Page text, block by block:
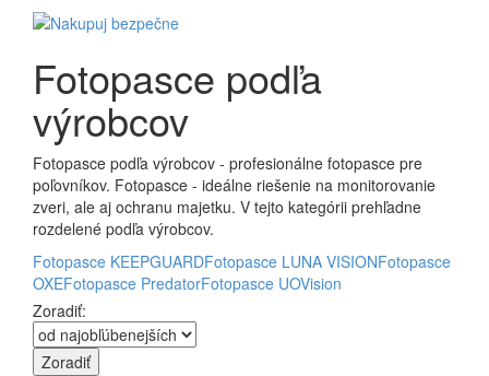
Fotopasce podľa
výrobcov
Fotopasce podľa výrobcov - profesionálne fotopasce pre
poľovníkov. Fotopasce - ideálne riešenie na monitorovanie
zveri, ale aj ochranu majetku. V tejto kategórii prehľadne
rozdelené podľa výrobcov.
Fotopasce KEEPGUARDFotopasce LUNA VISIONFotopasce
OXEFotopasce PredatorFotopasce UOVision
Zoradiť: